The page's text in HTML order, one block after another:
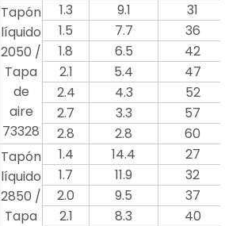
Tapón
líquido
2050 /
Tapa
de
aire
73328
1.3 9.1 31
1.5
7.7 36
1.8
6.5 42
2.1
5.4 47
2.4
4.3 52
2.7
3.3 57
2.8
2.8 60
Tapón
líquido
2850 /
Tapa
1.4 14.4 27
1.7
11.9 32
2.0
9.5 37
2.1
8.3 40